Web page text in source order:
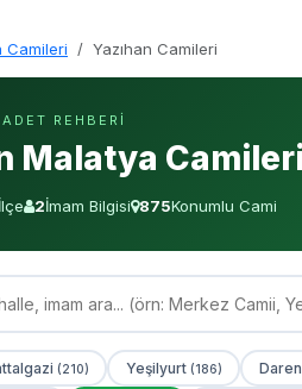
Camileri Yazıhan Camileri
REHBERI
Malatya
İlçe 2İmam Bilgisi 875Konumlu Cami
(210) Yeşilyurt (186)